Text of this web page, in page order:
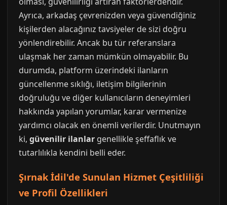
Ayrıca, arkadaş çevrenizden veya güvendiğiniz
kişilerden alacağınız tavsiyeler de sizi doğru
yönlendirebilir. Ancak bu tür referanslara
ulaşmak her zaman mümkün olmayabilir. Bu
durumda, platform üzerindeki ilanların
güncellenme sıklığı, iletişim bilgilerinin
doğruluğu ve diğer kullanıcıların deneyimleri
hakkında yapılan yorumlar, karar vermenize
yardımcı olacak en önemli verilerdir. Unutmayın
ki, güvenilir ilanlar genellikle şeffaflık ve
tutarlılıkla kendini belli eder.
Şırnak İdil'de Sunulan Hizmet Çeşitliliği
ve Profil Özellikleri